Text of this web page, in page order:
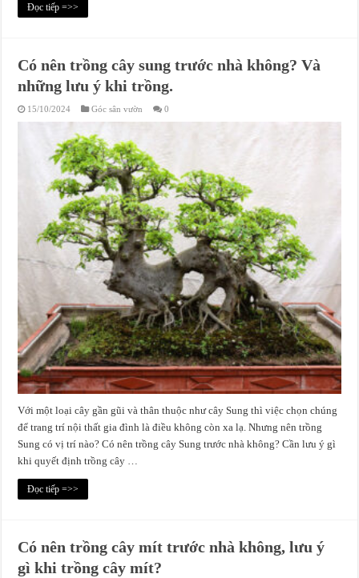
Đọc tiếp =>>
Có nên trồng cây sung trước nhà không? Và
những lưu ý khi trồng.
15/10/2024 Góc sân vườn 0
Với một loại cây gần gũi và thân thuộc như cây Sung thì việc chọn chúng
để trang trí nội thất gia đình là điều không còn xa lạ. Nhưng nên trồng
Sung có vị trí nào? Có nên trồng cây Sung trước nhà không? Cần lưu ý gì
khi quyết định trồng cây …
Đọc tiếp =>>
Có nên trồng cây mít trước nhà không, lưu ý
gì khi trồng cây mít?